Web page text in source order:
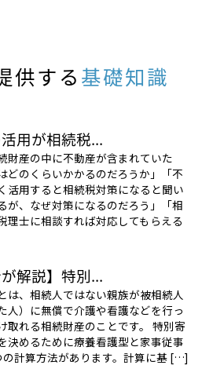
供する基礎知識
用が相続税...
財産の中に不動産が含まれていた
どのくらいかかるのだろうか」「不
活用すると相続税対策になると聞い
が、なぜ対策になるのだろう」「相
理士に相談すれば対応してもらえる
が解説】特別...
は、相続人ではない親族が被相続人
人）に無償で介護や看護などを行っ
取れる相続財産のことです。 特別寄
決めるために療養看護型と家事従事
の計算方法があります。計算に基 […]